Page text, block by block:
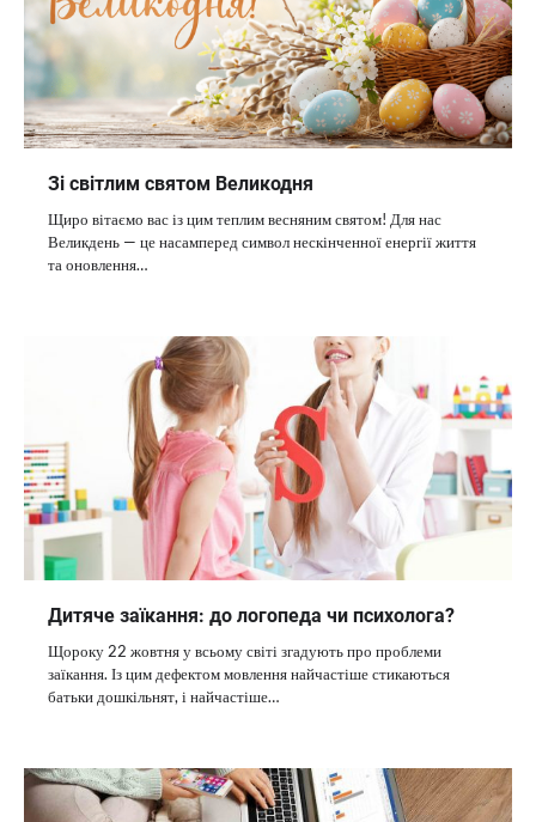
Зі світлим святом Великодня
Щиро вітаємо вас із цим теплим весняним святом! Для нас
Великдень — це насамперед символ нескінченної енергії життя
та оновлення…
Дитяче заїкання: до логопеда чи психолога?
Щороку 22 жовтня у всьому світі згадують про проблеми
заїкання. Із цим дефектом мовлення найчастіше стикаються
батьки дошкільнят, і найчастіше…